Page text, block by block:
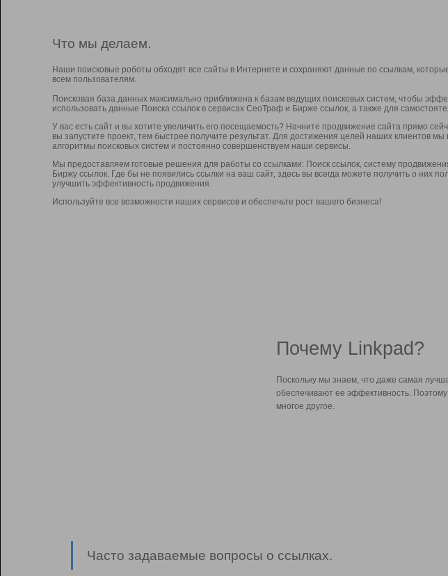
Что мы делаем.
Наши поисковые роботы обходят все сайты в Интернете и сохраняют данные по ссылкам,
всем пользователям.
Поисковая база данных максимально приближена к базам ведущих поисковых систем, чтобы
использовать данные Поиска ссылок в сервисах СеоТраф и Бирже ссылок, а также для
У вас есть сайт и вы хотите увеличить его посещаемость? Начните продвижение сайта прямо
вы запустите проект, тем быстрее получите результат. Для достижения целей наших клиентов мы
алгоритмы поисковых систем и постоянно совершенствуем наши сервисы.
Мы предоставляем готовые решения для работы со ссылками: Поиск ссылок, систему
Биржу ссылок. Где бы не появились ссылки на ваш сайт, здесь вы всегда можете получить о них
улучшить эффективность продвижения.
Используйте все возможности наших сервисов и обеспечьте рост вашего бизнеса!
Почему Linkpad?
Поскольку мы знаем, что даже самая
обеспечивают ее эффективность.
многое другое.
Часто задаваемые вопросы о ссылках.